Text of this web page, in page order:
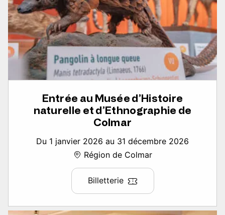
Entrée au Musée d’Histoire
naturelle et d’Ethnographie de
Colmar
Du 1 janvier 2026 au 31 décembre 2026
Région de Colmar
Billetterie